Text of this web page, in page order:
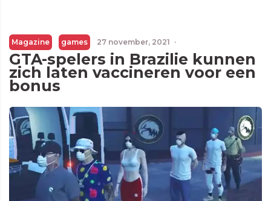
Magazine games 27 november, 2021 ·
GTA-spelers in Brazilie kunnen
zich laten vaccineren voor een
bonus